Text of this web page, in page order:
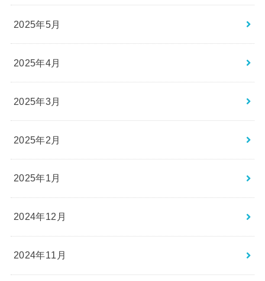
2025年5月
2025年4月
2025年3月
2025年2月
2025年1月
2024年12月
2024年11月